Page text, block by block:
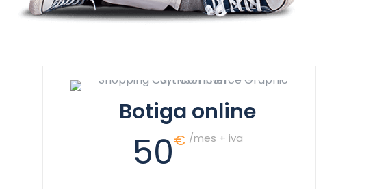
Botiga online
50€ /mes + iva